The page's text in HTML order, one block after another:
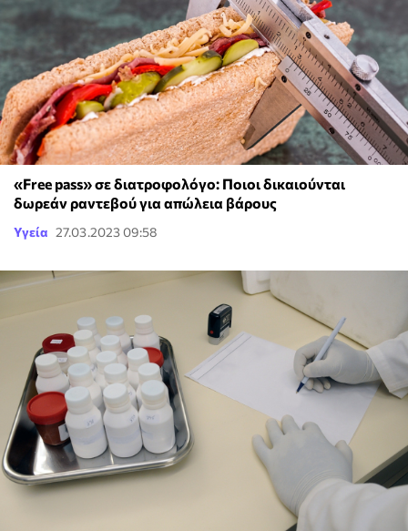
«Free pass» σε διατροφολόγο: Ποιοι δικαιούνται
δωρεάν ραντεβού για απώλεια βάρους
Υγεία 27.03.2023 09:58